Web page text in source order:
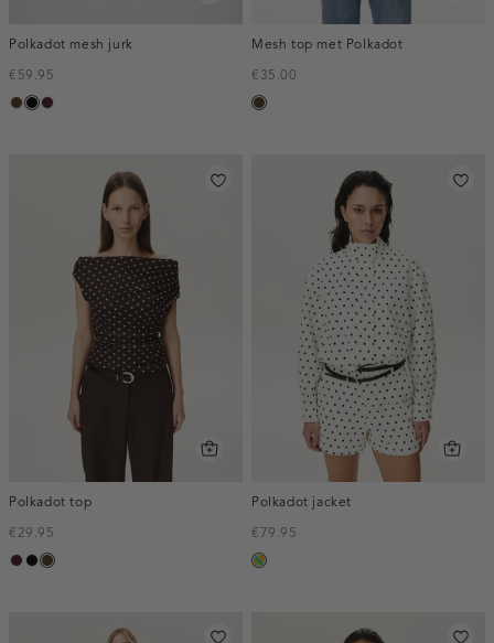
Polkadot mesh jurk
€59.95
toffee
zwartpruim,
Mesh top met Polkadot
€35.00
toffee
Polkadot top
€29.95
pruim,
zwarttoffee
Polkadot jacket
€79.95
meerkleurig